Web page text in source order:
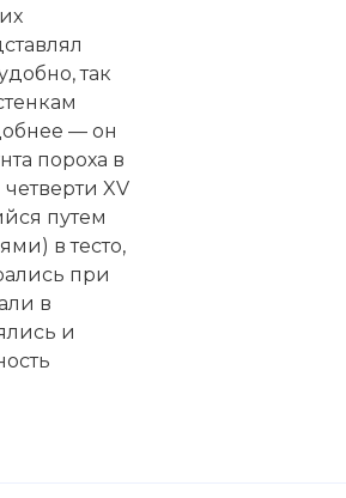
так
— он
пороха в
XV
путем
в тесто,
при
в
и